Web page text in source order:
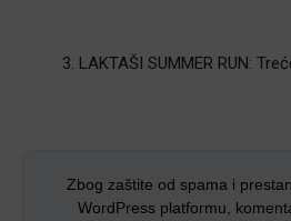
3. LAKTAŠI SUMMER RUN:
Zbog zaštite od spama i
WordPress platformu,